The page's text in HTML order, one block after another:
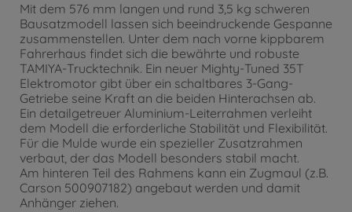
Mit dem 576 mm langen und rund 3,5 kg schweren
Bausatzmodell lassen sich beeindruckende Gespanne
zusammenstellen. Unter dem nach vorne kippbarem
Fahrerhaus findet sich die bewährte und robuste
TAMIYA-Trucktechnik. Ein neuer Mighty-Tuned 35T
Elektromotor gibt über ein schaltbares 3-Gang-
Getriebe seine Kraft an die beiden Hinterachsen ab.
Ein detailgetreuer Aluminium-Leiterrahmen verleiht
dem Modell die erforderliche Stabilität und Flexibilität.
Für die Mulde wurde ein spezieller Zusatzrahmen
verbaut, der das Modell besonders stabil macht.
Am hinteren Teil des Rahmens kann ein Zugmaul (z.B.
Carson 500907182) angebaut werden und damit
Anhänger ziehen.